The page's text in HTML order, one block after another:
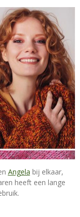
Angela bij elkaar,
heeft een lange